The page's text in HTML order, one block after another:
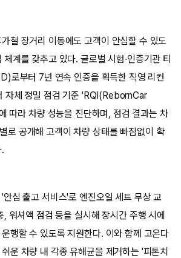
철 장거리 이동에도 고객이 안심할 수 있도
계를 갖추고 있다. 글로벌 시험·인증기관 티
로부터 7년 연속 인증을 획득한 직영 리컨
자체 정밀 점검 기준 'RQI(RebornCar
따라 차량 성능을 진단하며, 점검 결과는 차
로 공개해 고객이 차량 상태를 빠짐없이 확
심 출고 서비스'로 엔진오일 세트 무상 교
, 워셔액 점검 등을 실시해 장시간 주행 시에
행할 수 있도록 지원한다. 이와 함께 고온다
운 차량 내 각종 유해균을 제거하는 '피톤치